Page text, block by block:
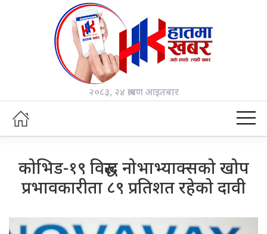
२०८३, २४ श्रावण आइतबार
कोभिड-१९ विरुद्ध नोभाभ्याक्सको खोप
प्रभावकारीता ८९ प्रतिशत रहेको दावी